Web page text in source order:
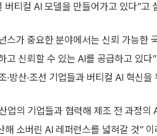
버티컬 AI 모델을 만들어가고 있다”고
가 중요한 분야에서는 신뢰 가능한
고 신뢰할 수 있는 AI를 공급하고 있
방산·조선 기업들과 버티컬 AI 혁신
업의 기업들과 협력해 제조 전 과정의
해 소버린 AI 레퍼런스를 넓혀갈 것”